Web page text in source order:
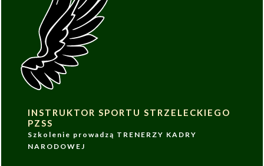
INSTRUKTOR SPORTU STRZELECKIEGO
PZSS
Szkolenie prowadzą TRENERZY KADRY
NARODOWEJ